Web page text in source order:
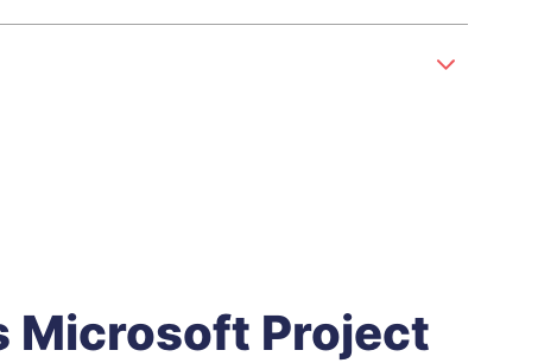
Microsoft Project